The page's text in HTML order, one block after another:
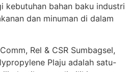
kebutuhan bahan baku industri
dan minuman di dalam
Rel & CSR Sumbagsel,
Plaju adalah satu-